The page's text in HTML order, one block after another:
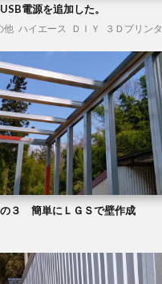
電源を追加した。
他 ハイエース ＤＩＹ ３Ｄプリン
３ 簡単にＬＧＳで壁作成